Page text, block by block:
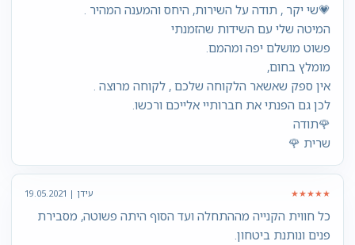
💗שי יקר , תודה על השירות, היחס והמענה המהיר .
המיטה שלי עם השידות שהזמנתי
פשוט מושלם יפה ומהמם.
מומלץ בחום,
אין ספק שאשאר הלקוחה שלכם , לקוחה מרוצה .
לכן גם הפנתי את חברותיי אלייכם ורכשו.
🌹תודה
שרית 🌹
★★★★★ עידן | 19.05.2021
כל חווית הקנייה מההתחלה ועד הסוף היתה פשוטה, מסבירת
פנים ונותנת ביטחון.